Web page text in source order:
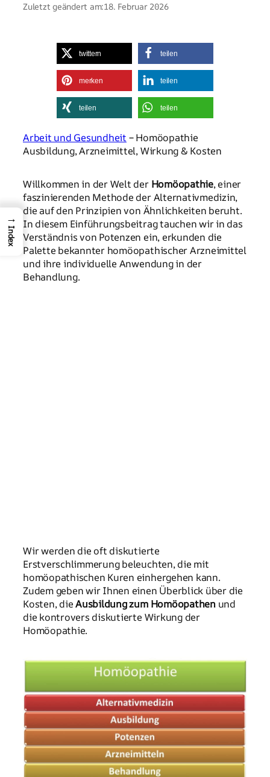
Zuletzt geändert am:18. Februar 2026
twittern teilen
merken teilen
teilen teilen
Arbeit und Gesundheit – Homöopathie
Ausbildung, Arzneimittel, Wirkung & Kosten
Willkommen in der Welt der Homöopathie, einer
faszinierenden Methode der Alternativmedizin,
die auf den Prinzipien von Ähnlichkeiten beruht.
In diesem Einführungsbeitrag tauchen wir in das
Verständnis von Potenzen ein, erkunden die
Palette bekannter homöopathischer Arzneimittel
und ihre individuelle Anwendung in der
Behandlung.
Wir werden die oft diskutierte
Erstverschlimmerung beleuchten, die mit
homöopathischen Kuren einhergehen kann.
Zudem geben wir Ihnen einen Überblick über die
Kosten, dieAusbildung zum Homöopathenund
die kontrovers diskutierte Wirkung der
Homöopathie.
→
Index